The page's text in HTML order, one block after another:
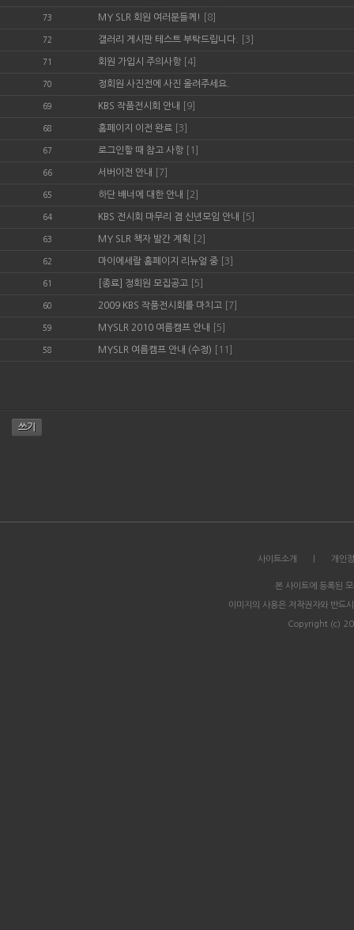
73 MY SLR 회원 여러분들께! [8]
72 갤러리 게시판 테스트 부탁드립니다. [3]
71 회원 가입시 주의사항 [4]
70 정회원 사진전에 사진 올려주세요.
69 KBS 작품전시회 안내 [9]
68 홈페이지 이전 완료 [3]
67 로그인할 때 참고 사항 [1]
66 서버이전 안내 [7]
65 하단 배너에 대한 안내 [2]
64 KBS 전시회 마무리 겸 신년모임 안내 [5]
63 MY SLR 책자 발간 계획 [2]
62 마이에세랄 홈페이지 리뉴얼 중 [3]
61 [종료] 정회원 모집공고 [5]
60 2009 KBS 작품전시회를 마치고 [7]
59 MYSLR 2010 여름캠프 안내 [5]
58 MYSLR 여름캠프 안내 (수정) [11]
사이트소개 개인
본 사이트에 등록된
이미지의 사용은 저작권자와 반드
Copyright (c)